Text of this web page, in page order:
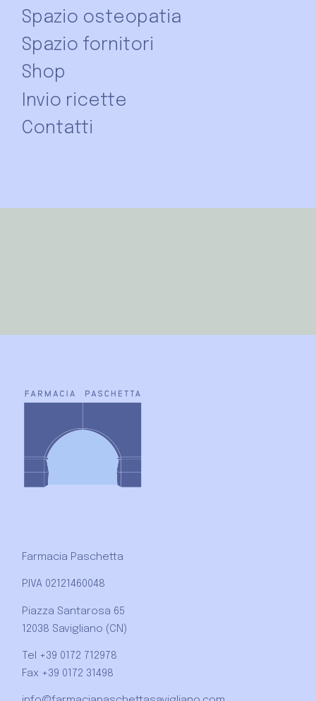
Spazio osteopatia
Spazio fornitori
Shop
Invio ricette
Contatti
Farmacia Paschetta
P.IVA 02121460048
Piazza Santarosa 65
12038 Savigliano (CN)
Tel +39 0172 712978
Fax +39 0172 31498